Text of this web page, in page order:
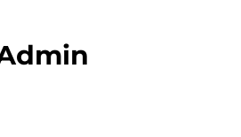
admin